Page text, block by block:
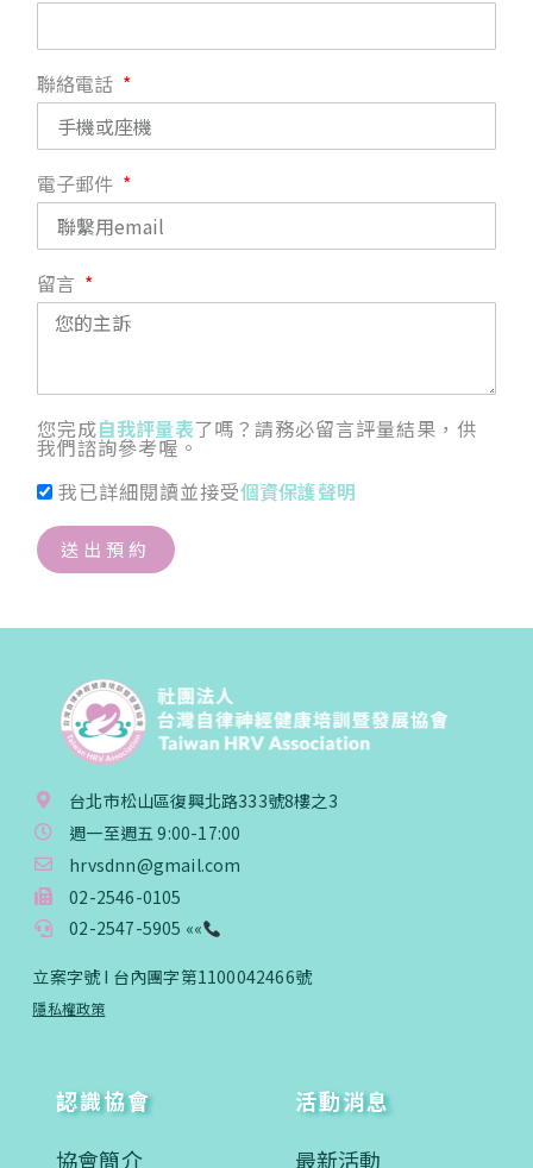
聯絡電話
電子郵件
留言
您完成自我評量表了嗎？請務必留言評量結果，供
我們諮詢參考喔。
我已詳細閱讀並接受個資保護聲明
送出預約
台北市松山區復興北路333號8樓之3
週一至週五 9:00-17:00
hrvsdnn@gmail.com
02-2546-0105
02-2547-5905 ««
立案字號 I 台內團字第1100042466號
隱私權政策
認識協會
協會簡介
活動消息
最新活動